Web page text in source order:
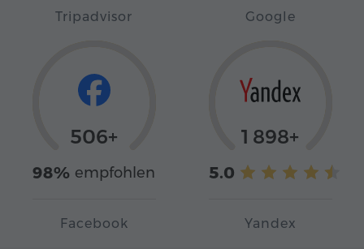
Tripadvisor Google
506+
98% empfohlen
Facebook
1 898+
5.0
Yandex